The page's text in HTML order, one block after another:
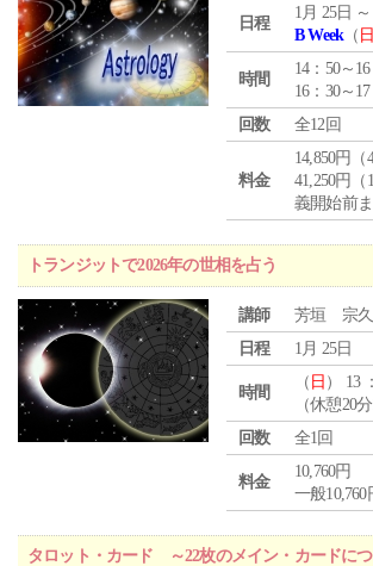
日程
1月 25日
B Week（ 日
時間
14：50～
16：30～
回数
全12回
料金
14,850円
41,250円
義開始前ま
トランジットで2026年の世相を占う
講師
芳垣 宗久
日程
1月 25日
時間
（ 日 ） 13
（休憩20
回数
全1回
料金
10,760円
一般10,760
タロット・カード ～22枚のメイン・カードに